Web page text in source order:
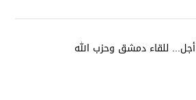
أجل... للقاء دمشق وحزب الله